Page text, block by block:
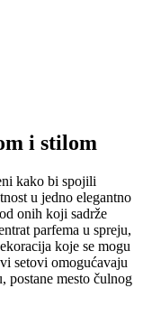
i stilom
kako bi spojili
u jedno elegantno
onih koji sadrže
parfema u spreju,
koje se mogu
setovi omogućavaju
postane mesto čulnog